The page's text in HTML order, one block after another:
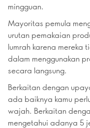
mingguan.
Mayoritas pemula
urutan pemakaian
lumrah karena mereka
dalam menggunakan
secara langsung.
Berkaitan dengan
ada baiknya kamu
wajah. Berkaitan
mengetahui adanya 5